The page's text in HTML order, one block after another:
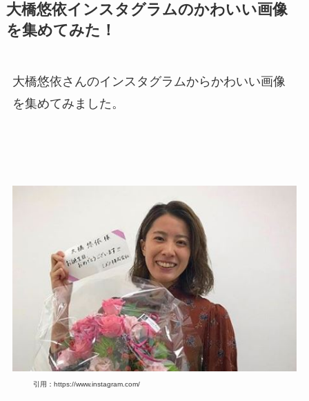
大橋悠依インスタグラムのかわいい画像
を集めてみた！
大橋悠依さんのインスタグラムからかわいい画像
を集めてみました。
引用：https://www.instagram.com/